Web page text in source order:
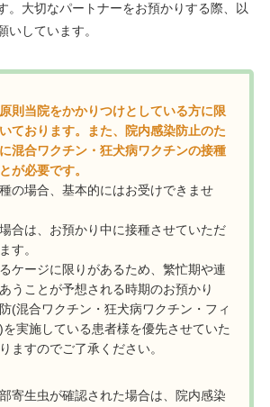
。大切なパートナーをお預かりする際、以
いしています。
則当院をかかりつけとしている方に限
ております。また、院内感染防止のた
混合ワクチン・狂犬病ワクチンの接種
が必要です。
の場合、基本的にはお受けできませ
合は、お預かり中に接種させていただ
す。
ケージに限りがあるため、繁忙期や連
うことが予想される時期のお預かり
(混合ワクチン・狂犬病ワクチン・フィ
実施している患者様を優先させていた
ますのでご了承ください。
寄生虫が確認された場合は、院内感染